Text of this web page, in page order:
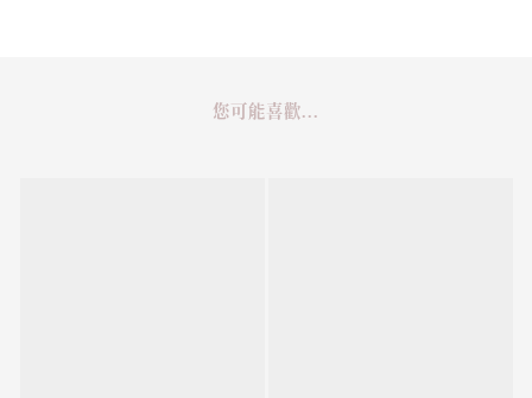
您可能喜歡...